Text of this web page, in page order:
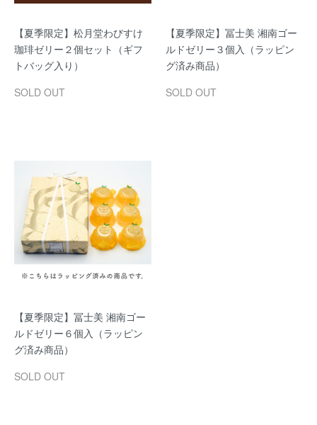
【夏季限定】松月堂わびすけ
珈琲ゼリー２個セット（ギフ
トバッグ入り）
SOLD OUT
【夏季限定】冨士美 湘南ゴー
ルドゼリー３個入（ラッピン
グ済み商品）
SOLD OUT
【夏季限定】冨士美 湘南ゴー
ルドゼリー６個入（ラッピン
グ済み商品）
SOLD OUT